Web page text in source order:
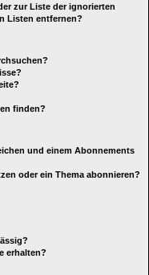
zur Liste der ignorierten
Listen entfernen?
finden?
und einem Abonnements
oder ein Thema abonnieren?
erhalten?